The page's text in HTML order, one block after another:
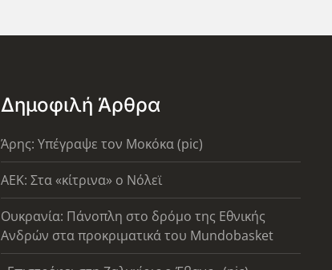
Δημοφιλή Άρθρα
Άρης: Υπέγραψε τον Μοκόκα (pic)
AEK: Στα «κίτρινα» ο Νόλεϊ
Ουκρανία: Πάνοπλη στο δρόμο της Εθνικής
Ανδρών στα προκριματικά του Mundobasket